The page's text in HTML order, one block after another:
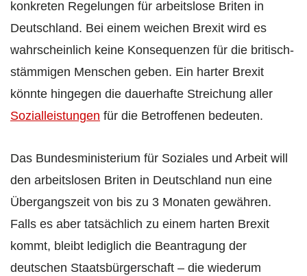
konkreten Regelungen für arbeitslose Briten in
Deutschland. Bei einem weichen Brexit wird es
wahrscheinlich keine Konsequenzen für die britisch-
stämmigen Menschen geben. Ein harter Brexit
könnte hingegen die dauerhafte Streichung aller
Sozialleistungen für die Betroffenen bedeuten.
Das Bundesministerium für Soziales und Arbeit will
den arbeitslosen Briten in Deutschland nun eine
Übergangszeit von bis zu 3 Monaten gewähren.
Falls es aber tatsächlich zu einem harten Brexit
kommt, bleibt lediglich die Beantragung der
deutschen Staatsbürgerschaft – die wiederum